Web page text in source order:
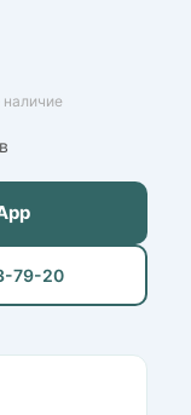
79-20